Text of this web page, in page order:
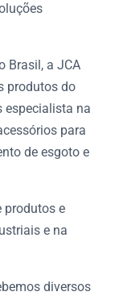
Brasil, a JCA
produtos do
especialista na
para
de esgoto e
produtos e
e na
diversos